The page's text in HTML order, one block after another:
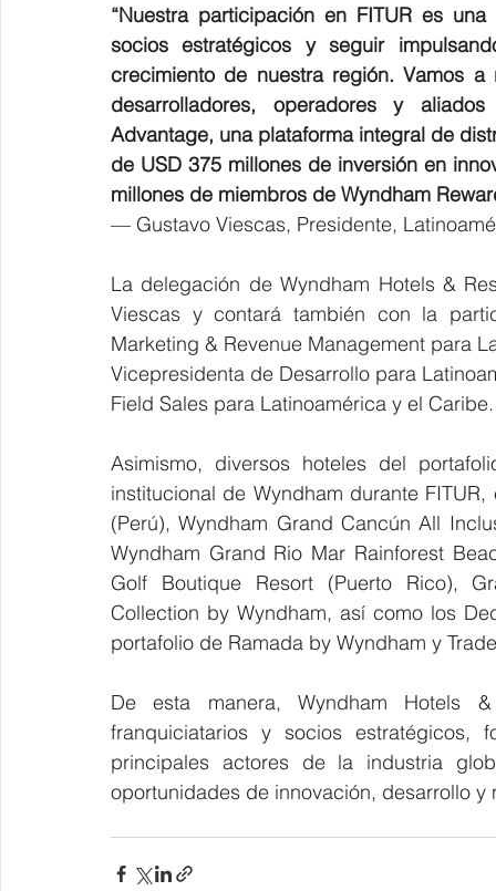
“Nuestra participación en FITUR es
socios estratégicos y seguir
crecimiento de nuestra región. Vamos
desarrolladores, operadores y
Advantage, una plataforma integral de
de USD 375 millones de inversión en
millones de miembros de Wyndham
— Gustavo Viescas, Presidente,
La delegación de Wyndham Hotels &
Viescas y contará también con la
Marketing & Revenue Management para
Vicepresidenta de Desarrollo para
Field Sales para Latinoamérica y el Caribe.
Asimismo, diversos hoteles del
institucional de Wyndham durante
(Perú), Wyndham Grand Cancún All
Wyndham Grand Rio Mar Rainforest
Golf Boutique Resort (Puerto Rico),
Collection by Wyndham, así como los
portafolio de Ramada by Wyndham y
De esta manera, Wyndham Hotels
franquiciatarios y socios estratégicos,
principales actores de la industria
oportunidades de innovación, desarrollo y